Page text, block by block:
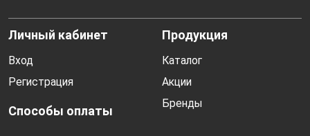
Личный кабинет
Вход
Регистрация
Способы оплаты
Продукция
Каталог
Акции
Бренды